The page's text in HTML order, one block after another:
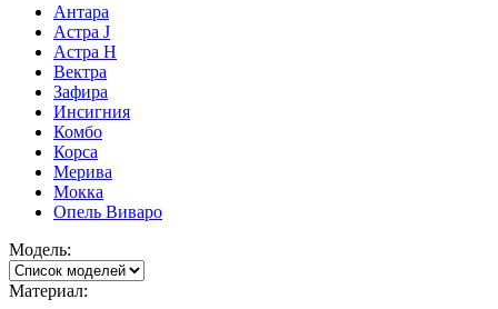
Антара
Астра J
Астра Н
Вектра
Зафира
Инсигния
Комбо
Корса
Мерива
Мокка
Опель Виваро
Модель:
Материал: